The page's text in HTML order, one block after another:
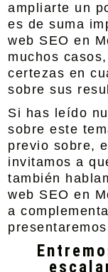
ampliarte un
es de suma
web SEO en
muchos
certezas en
sobre sus
Si has leído
sobre este
previo sobre,
invitamos a
también
web SEO en
a